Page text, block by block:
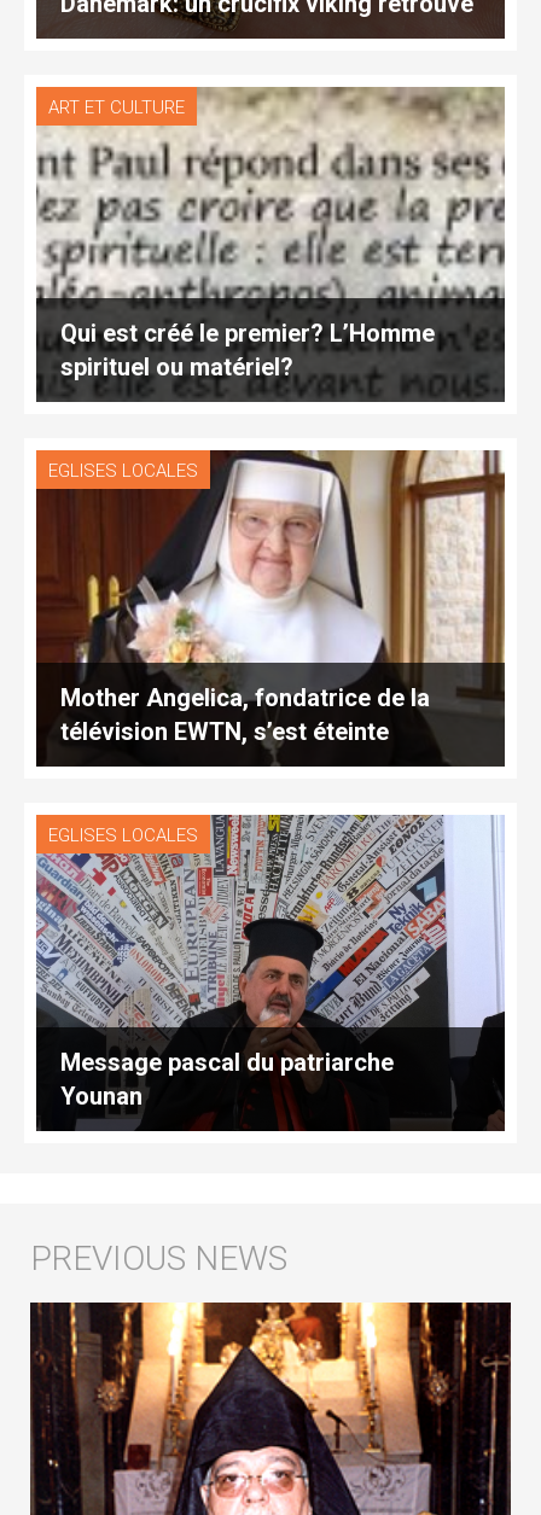
ART ET CULTURE
Qui est créé le premier? L’Homme
spirituel ou matériel?
EGLISES LOCALES
Mother Angelica, fondatrice de la
télévision EWTN, s’est éteinte
EGLISES LOCALES
Message pascal du patriarche
Younan